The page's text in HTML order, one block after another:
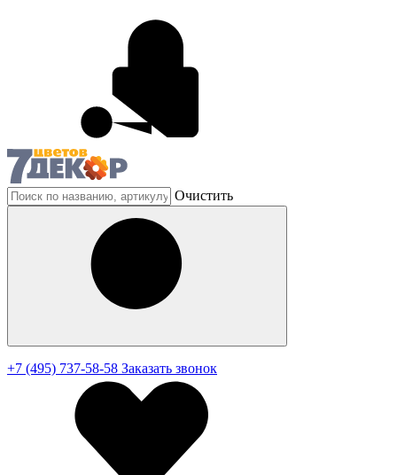
Очистить
+7 (495) 737-58-58 Заказать звонок